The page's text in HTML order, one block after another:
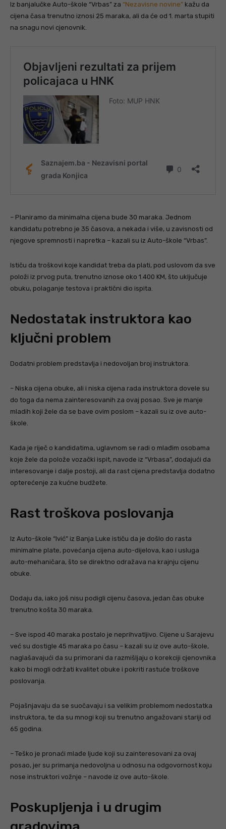
Iz banjalučke Auto-škole “Vrbas” za “Nezavisne novine” kažu da
cijena časa trenutno iznosi 25 maraka, ali da će od 1. marta stupiti
na snagu novi cjenovnik.
– Planiramo da minimalna cijena bude 30 maraka. Jednom
kandidatu potrebno je 35 časova, a nekada i više, u zavisnosti od
njegove spremnosti i napretka – kazali su iz Auto-škole “Vrbas”.
Ističu da troškovi koje kandidat treba da plati, pod uslovom da sve
položi iz prvog puta, trenutno iznose oko 1.400 KM, što uključuje
obuku, polaganje testova i praktični dio ispita.
Nedostatak instruktora kao
ključni problem
Dodatni problem predstavlja i nedovoljan broj instruktora.
– Niska cijena obuke, ali i niska cijena rada instruktora dovele su
do toga da nema zainteresovanih za ovaj posao. Sve je manje
mladih koji žele da se bave ovim poslom – kazali su iz ove auto-
škole.
Kada je riječ o kandidatima, uglavnom se radi o mlađim osobama
koje žele da polože vozački ispit, navode iz “Vrbasa”, dodajući da
interesovanje i dalje postoji, ali da rast cijena predstavlja dodatno
opterećenje za kućne budžete.
Rast troškova poslovanja
Iz Auto-škole “Ivić” iz Banja Luke ističu da je došlo do rasta
minimalne plate, povećanja cijena auto-dijelova, kao i usluga
auto-mehaničara, što se direktno odražava na krajnju cijenu
obuke.
Dodaju da, iako još nisu podigli cijenu časova, jedan čas obuke
trenutno košta 30 maraka.
– Sve ispod 40 maraka postalo je neprihvatljivo. Cijene u Sarajevu
već su dostigle 45 maraka po času – kazali su iz ove auto-škole,
naglašavajući da su primorani da razmišljaju o korekciji cjenovnika
kako bi mogli održati kvalitet obuke i pokriti rastuće troškove
poslovanja.
Pojašnjavaju da se suočavaju i sa velikim problemom nedostatka
instruktora, te da su mnogi koji su trenutno angažovani stariji od
65 godina.
– Teško je pronaći mlađe ljude koji su zainteresovani za ovaj
posao, jer su primanja nedovoljna u odnosu na odgovornost koju
nose instruktori vožnje – navode iz ove auto-škole.
Poskupljenja i u drugim